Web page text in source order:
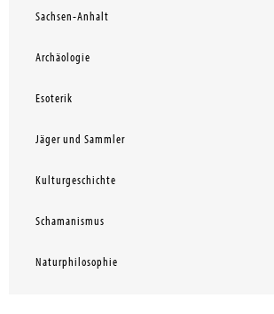
Sachsen-Anhalt
Archäologie
Esoterik
Jäger und Sammler
Kulturgeschichte
Schamanismus
Naturphilosophie